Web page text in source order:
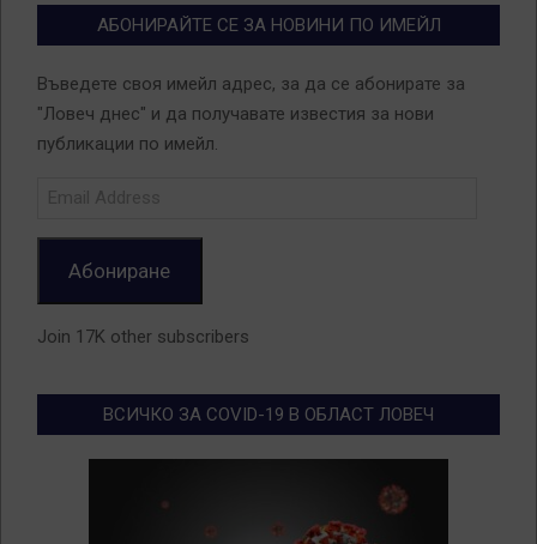
АБОНИРАЙТЕ СЕ ЗА НОВИНИ ПО ИМЕЙЛ
Въведете своя имейл адрес, за да се абонирате за
"Ловеч днес" и да получавате известия за нови
публикации по имейл.
Абониране
Join 17K other subscribers
ВСИЧКО ЗА COVID-19 В ОБЛАСТ ЛОВЕЧ